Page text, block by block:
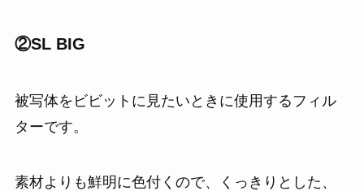
②SL BIG
被写体をビビットに見たいときに使用するフィル
ターです。
素材よりも鮮明に色付くので、くっきりとした、